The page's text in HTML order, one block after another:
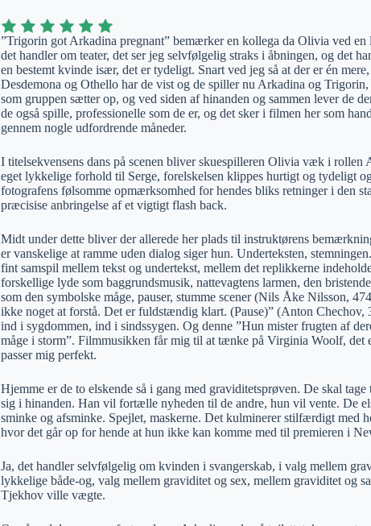
”Trigorin got Arkadina pregnant” bemærker en kollega da Olivia ved
det handler om teater, det ser jeg selvfølgelig straks i åbningen, og det
en bestemt kvinde især, det er tydeligt. Snart ved jeg så at der er én
Desdemona og Othello har de vist og de spiller nu Arkadina og
som gruppen sætter op, og ved siden af hinanden og sammen lever de
de også spille, professionelle som de er, og det sker i filmen her som
gennem nogle udfordrende måneder.
I titelsekvensens dans på scenen bliver skuespilleren Olivia væk i
eget lykkelige forhold til Serge, forelskelsen klippes hurtigt og tydeligt
fotografens følsomme opmærksomhed for hendes bliks retninger i den
præcisise anbringelse af et vigtigt flash back.
Midt under dette bliver der allerede her plads til instruktørens
er vanskelige at ramme uden dialog siger hun. Underteksten,
fint samspil mellem tekst og undertekst, mellem det replikkerne
forskellige lyde som baggrundsmusik, nattevagtens larmen, den
som den symbolske måge, pauser, stumme scener (Nils Åke Nilsson,
ikke noget at forstå. Det er fuldstændig klart. (Pause)” (Anton
ind i sygdommen, ind i sindssygen. Og denne ”Hun mister frugten af
måge i storm”. Filmmusikken får mig til at tænke på Virginia Woolf, det
passer mig perfekt.
Hjemme er de to elskende så i gang med graviditetsprøven. De skal
sig i hinanden. Han vil fortælle nyheden til de andre, hun vil vente. De
sminke og afsminke. Spejlet, maskerne. Det kulminerer stilfærdigt med
hvor det går op for hende at hun ikke kan komme med til premieren i
Ja, det handler selvfølgelig om kvinden i svangerskab, i valg mellem
lykkelige både-og, valg mellem graviditet og sex, mellem graviditet og
Tjekhov ville vægte.